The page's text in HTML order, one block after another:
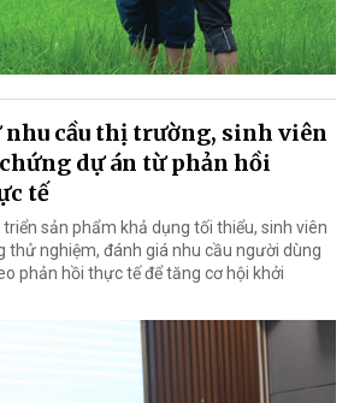
cầu thị trường, sinh viên
dự án từ phản hồi
tế
sản phẩm khả dụng tối thiểu, sinh viên
thử nghiệm, đánh giá nhu cầu người dùng
phản hồi thực tế để tăng cơ hội khởi